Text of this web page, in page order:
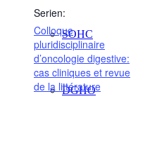
SOHC
DGHO
Serien:
Colloque
pluridisciplinaire
d’oncologie digestive:
cas cliniques et revue
de la littérature